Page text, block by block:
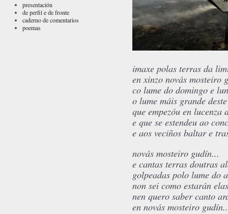
presentación
de perfil e de fronte
caderno de comentarios
poemas
imaxe polas terras da
en xinzo novás mosteiro
co lume do domingo e
o lume máis grande
que empezóu en lucenza
e que se estendeu ao
e aos veciños baltar e
novás mosteiro gudín...
e cantas terras doutras
golpeadas polo lume do
non sei como estarán elas
nen quero saber canto
en novás mosteiro